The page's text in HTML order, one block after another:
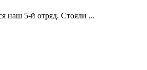
наш 5-й отряд. Стояли ...